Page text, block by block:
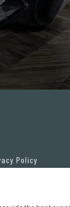
Policy